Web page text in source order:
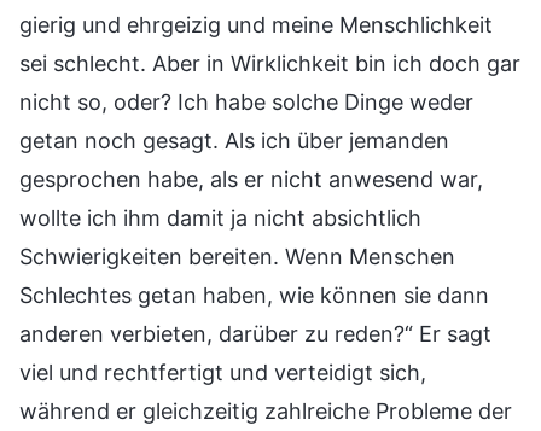
gierig und ehrgeizig und meine Menschlichkeit
sei schlecht. Aber in Wirklichkeit bin ich doch gar
nicht so, oder? Ich habe solche Dinge weder
getan noch gesagt. Als ich über jemanden
gesprochen habe, als er nicht anwesend war,
wollte ich ihm damit ja nicht absichtlich
Schwierigkeiten bereiten. Wenn Menschen
Schlechtes getan haben, wie können sie dann
anderen verbieten, darüber zu reden?“ Er sagt
viel und rechtfertigt und verteidigt sich,
während er gleichzeitig zahlreiche Probleme der